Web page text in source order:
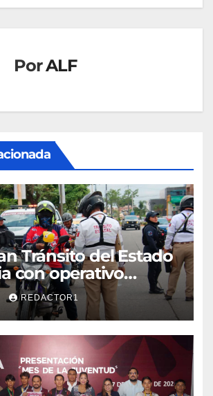
PorALF
Tránsito del Estado
con operativo
REDACTOR1